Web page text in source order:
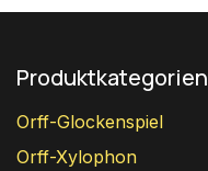
Produktkategorien
Orff-Glockenspiel
Orff-Xylophon